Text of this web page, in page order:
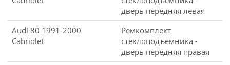
дверь передняя левая
Audi 80 1991-2000
Cabriolet
Ремкомплект
стеклоподъемника -
дверь передняя правая